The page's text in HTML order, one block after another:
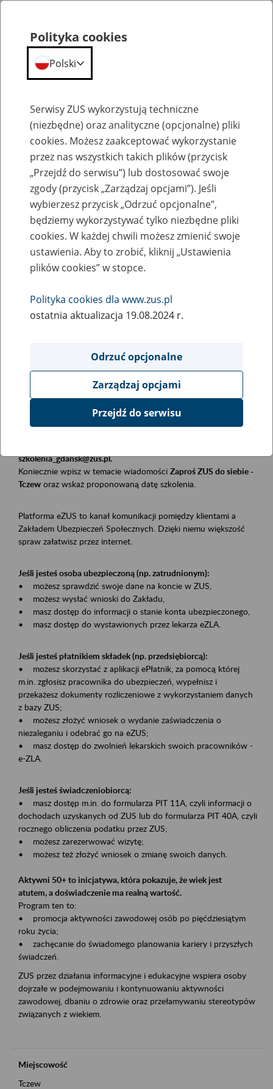
Szkolenia
Zaproś ZUS do siebie: eZUS, wizyty
rezerwowane, e-wizyty, Aktywni 50+
Rodzaj wydarzenia
Szkolenia
Obszar merytoryczny
Płatnicy, ubezpieczeni, świadczeniobiorcy
Opis wydarzenia
Szkolenie stacjonarne w siedzibie firmy, instytucji, urzędu.
szkolenia_gdansk@zus.pl.
Koniecznie wpisz w temacie wiadomości Zaproś ZUS do siebie -
Tczew oraz wskaż proponowaną datę szkolenia.
Platforma eZUS to kanał komunikacji pomiędzy klientami a
Zakładem Ubezpieczeń Społecznych. Dzięki niemu większość
spraw załatwisz przez internet.
Jeśli jesteś osoba ubezpieczoną (np. zatrudnionym):
• możesz sprawdzić swoje dane na koncie w ZUS,
• możesz wysłać wnioski do Zakładu,
• masz dostęp do informacji o stanie konta ubezpieczonego,
• masz dostęp do wystawionych przez lekarza eZLA.
Jeśli jesteś płatnikiem składek (np. przedsiębiorcą):
• możesz skorzystać z aplikacji ePłatnik, za pomocą której
m.in. zgłosisz pracownika do ubezpieczeń, wypełnisz i
przekażesz dokumenty rozliczeniowe z wykorzystaniem danych
z bazy ZUS;
• możesz złożyć wniosek o wydanie zaświadczenia o
niezaleganiu i odebrać go na eZUS;
• masz dostęp do zwolnień lekarskich swoich pracowników -
e-ZLA.
Jeśli jesteś świadczeniobiorcą:
• masz dostęp m.in. do formularza PIT 11A, czyli informacji o
dochodach uzyskanych od ZUS lub do formularza PIT 40A, czyli
rocznego obliczenia podatku przez ZUS;
• możesz zarezerwować wizytę;
• możesz też złożyć wniosek o zmianę swoich danych.
Aktywni 50+ to inicjatywa, która pokazuje, że wiek jest
atutem, a doświadczenie ma realną wartość.
Program ten to:
• promocja aktywności zawodowej osób po pięćdziesiątym
roku życia;
• zachęcanie do świadomego planowania kariery i przyszłych
świadczeń.
ZUS przez działania informacyjne i edukacyjne wspiera osoby
dojrzałe w podejmowaniu i kontynuowaniu aktywności
zawodowej, dbaniu o zdrowie oraz przełamywaniu stereotypów
związanych z wiekiem.
Miejscowość
Tczew
Polityka cookies
Polski
Serwisy ZUS wykorzystują techniczne
(niezbędne) oraz analityczne (opcjonalne) pliki
cookies. Możesz zaakceptować wykorzystanie
przez nas wszystkich takich plików (przycisk
„Przejdź do serwisu”) lub dostosować swoje
zgody (przycisk „Zarządzaj opcjami”). Jeśli
wybierzesz przycisk „Odrzuć opcjonalne”,
będziemy wykorzystywać tylko niezbędne pliki
cookies. W każdej chwili możesz zmienić swoje
ustawienia. Aby to zrobić, kliknij „Ustawienia
plików cookies” w stopce.
Polityka cookies dla www.zus.pl
ostatnia aktualizacja 19.08.2024 r.
Odrzuć opcjonalne
Zarządzaj opcjami
Przejdź do serwisu